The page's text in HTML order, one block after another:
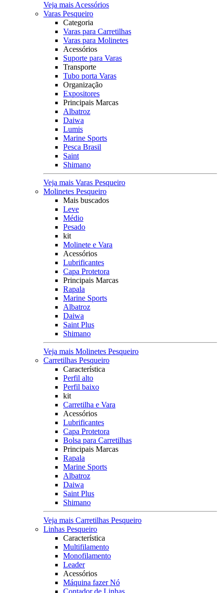
Veja mais Acessórios
Varas Pesqueiro
Categoria
Varas para Carretilhas
Varas para Molinetes
Acessórios
Suporte para Varas
Transporte
Tubo porta Varas
Organização
Expositores
Principais Marcas
Albatroz
Daiwa
Lumis
Marine Sports
Pesca Brasil
Saint
Shimano
Veja mais Varas Pesqueiro
Molinetes Pesqueiro
Mais buscados
Leve
Médio
Pesado
kit
Molinete e Vara
Acessórios
Lubrificantes
Capa Protetora
Principais Marcas
Rapala
Marine Sports
Albatroz
Daiwa
Saint Plus
Shimano
Veja mais Molinetes Pesqueiro
Carretilhas Pesqueiro
Característica
Perfil alto
Perfil baixo
kit
Carretilha e Vara
Acessórios
Lubrificantes
Capa Protetora
Bolsa para Carretilhas
Principais Marcas
Rapala
Marine Sports
Albatroz
Daiwa
Saint Plus
Shimano
Veja mais Carretilhas Pesqueiro
Linhas Pesqueiro
Característica
Multifilamento
Monofilamento
Leader
Acessórios
Máquina fazer Nó
Contador de Linhas